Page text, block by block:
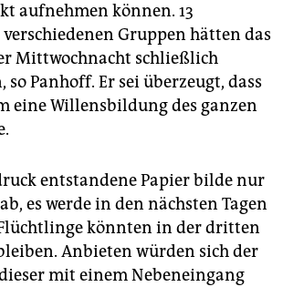
aufnehmen können. 13
Gruppen hätten das
Mittwochnacht schließlich
Panhoff. Er sei überzeugt, dass
eine Willensbildung des ganzen
entstandene Papier bilde nur
es werde in den nächsten Tagen
könnten in der dritten
Anbieten würden sich der
mit einem Nebeneingang